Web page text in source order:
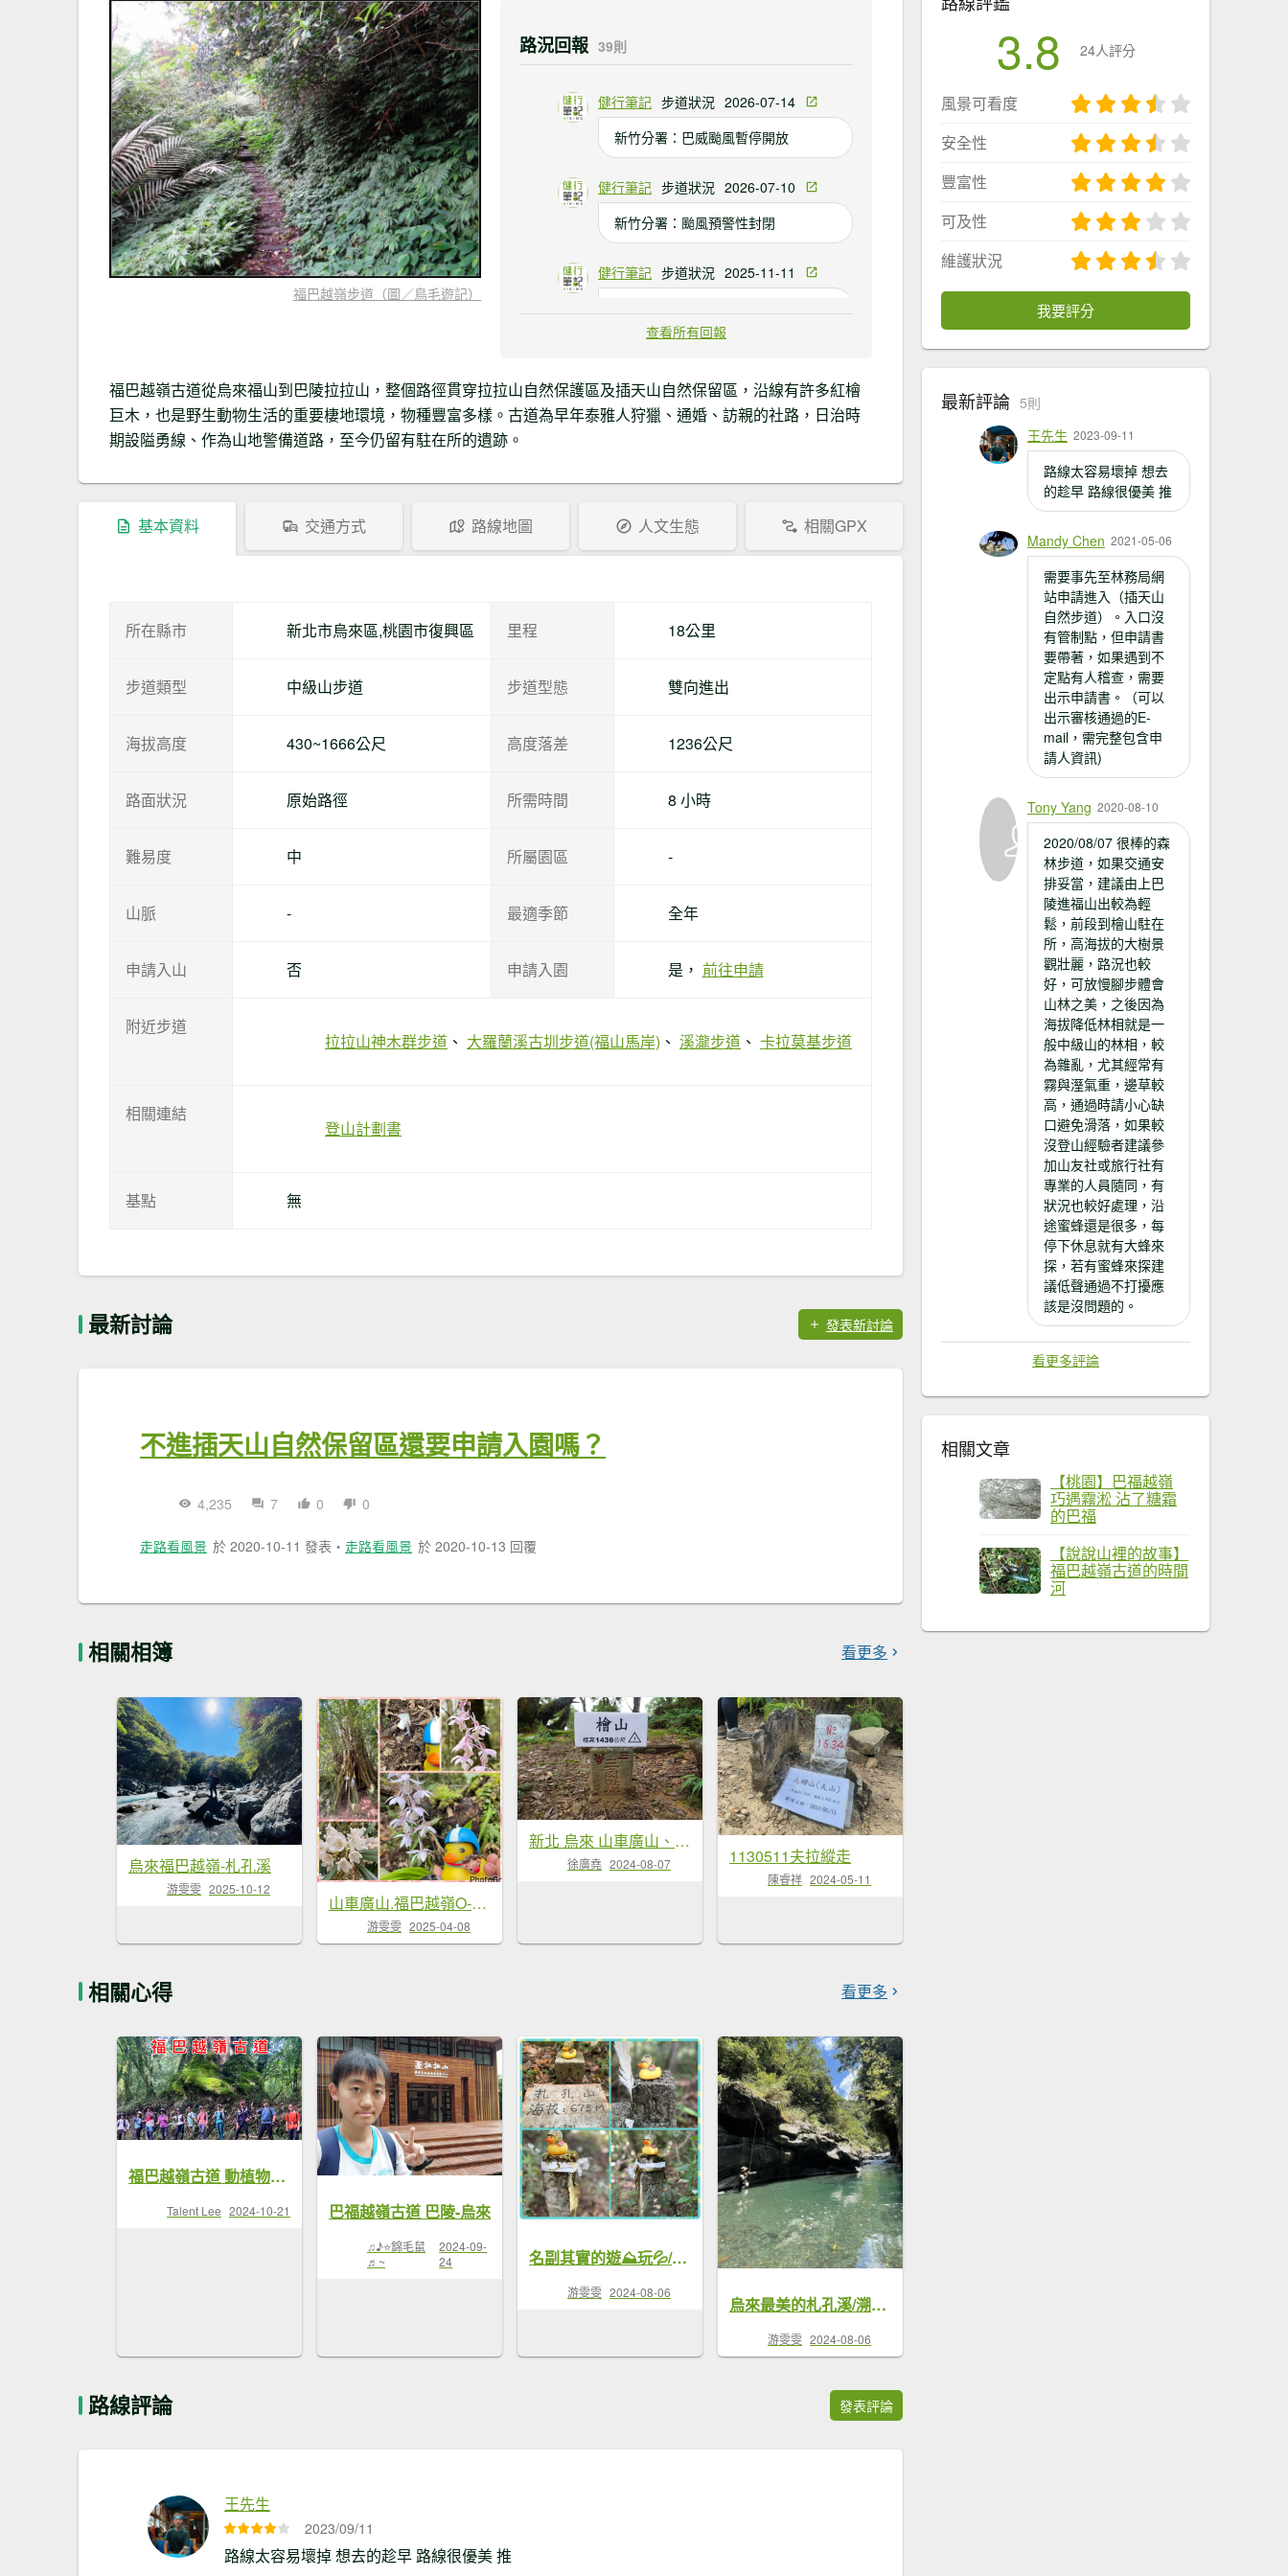
福巴越嶺步道（圖／鳥毛遊記）
路況回報 39則
健行筆記 步道狀況 2026-07-14
新竹分署：巴威颱風暫停開放
健行筆記 步道狀況 2026-07-10
新竹分署：颱風預警性封閉
健行筆記 步道狀況 2025-11-11
查看所有回報
福巴越嶺古道從烏來福山到巴陵拉拉山，整個路徑貫穿拉拉山自然保護區及插天山自然保留區，沿線有許多紅檜
巨木，也是野生動物生活的重要棲地環境，物種豐富多樣。古道為早年泰雅人狩獵、通婚、訪親的社路，日治時
期設隘勇線、作為山地警備道路，至今仍留有駐在所的遺跡。
基本資料 交通方式 路線地圖 人文生態 相關GPX
所在縣市 新北市烏來區,桃園市復興區 里程 18公里
步道類型 中級山步道 步道型態 雙向進出
海拔高度 430~1666公尺 高度落差 1236公尺
路面狀況 原始路徑 所需時間 8 小時
難易度 中 所屬園區 -
山脈 - 最適季節 全年
申請入山 否 申請入園 是， 前往申請
附近步道
拉拉山神木群步道 大羅蘭溪古圳步道(福山馬岸) 溪瀧步道 卡拉莫基步道
相關連結
登山計劃書
基點 無
最新討論 發表新討論
不進插天山自然保留區還要申請入園嗎？
4,235 7 0 0
走路看風景 於 2020-10-11 發表 ・ 走路看風景 於 2020-10-13 回覆
相關相簿 看更多
烏來福巴越嶺-札孔溪
游雯雯 2025-10-12
山車廣山.福巴越嶺O-神木群-水晶蘭-根結蘭
游雯雯 2025-04-08
新北 烏來 山車廣山、檜山
徐廣堯 2024-08-07 1130511夫拉縱走
陳睿祥 2024-05-11
相關心得 看更多
福巴越嶺古道 動植物生態豐富 夢幻靜謐 超療癒的魔法森林步道
Talent Lee 2024-10-21 巴福越嶺古道 巴陵-烏來
♫♪⭐錦毛鼠
♬~
2024-09-
24
名副其實的遊⛰️玩💦/來去烏來札孔溪/順爬札孔山
游雯雯 2024-08-06
烏來最美的札孔溪/溯溪/釣魚/玩水野餐
游雯雯 2024-08-06
路線評論 發表評論
王先生
2023/09/11
路線太容易壞掉 想去的趁早 路線很優美 推
3.8 24人評分
風景可看度
安全性
豐富性
可及性
維護狀況
我要評分
最新評論 5則
王先生 2023-09-11
路線太容易壞掉 想去
的趁早 路線很優美 推
Mandy Chen 2021-05-06
需要事先至林務局網
站申請進入（插天山
自然步道）。入口沒
有管制點，但申請書
要帶著，如果遇到不
定點有人稽查，需要
出示申請書。（可以
出示審核通過的E-
mail，需完整包含申
請人資訊)
Tony Yang 2020-08-10
2020/08/07 很棒的森
林步道，如果交通安
排妥當，建議由上巴
陵進福山出較為輕
鬆，前段到檜山駐在
所，高海拔的大樹景
觀壯麗，路況也較
好，可放慢腳步體會
山林之美，之後因為
海拔降低林相就是一
般中級山的林相，較
為雜亂，尤其經常有
霧與溼氣重，邊草較
高，通過時請小心缺
口避免滑落，如果較
沒登山經驗者建議參
加山友社或旅行社有
專業的人員隨同，有
狀況也較好處理，沿
途蜜蜂還是很多，每
停下休息就有大蜂來
探，若有蜜蜂來探建
議低聲通過不打擾應
該是沒問題的。
看更多評論
相關文章
【桃園】巴福越嶺
巧遇霧淞 ​​​​​​​沾了糖霜
的巴福
【說說山裡的故事】
福巴越嶺古道的時間
河